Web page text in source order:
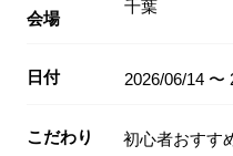
会場
千葉
日付 2026/06/14 〜
こだわり
初心者おすす